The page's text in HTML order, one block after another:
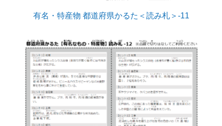
有名・特産物 都道府県かるた＜読み札＞-11